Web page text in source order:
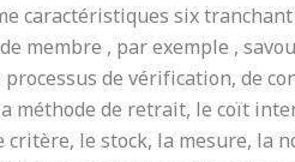
caractéristiques six
, par exemple ,
de vérification, de
méthode de retrait, le coït
le stock, la mesure, la